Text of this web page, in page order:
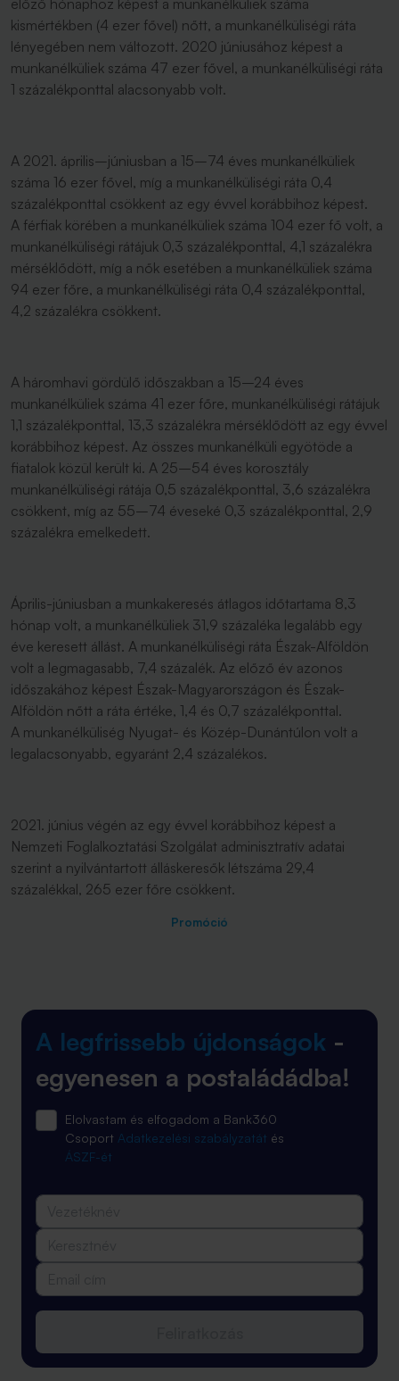
előző hónaphoz képest a munkanélküliek száma
kismértékben (4 ezer fővel) nőtt, a munkanélküliségi ráta
lényegében nem változott. 2020 júniusához képest a
munkanélküliek száma 47 ezer fővel, a munkanélküliségi ráta
1 százalékponttal alacsonyabb volt.
A 2021. április–júniusban a 15–74 éves munkanélküliek
száma 16 ezer fővel, míg a munkanélküliségi ráta 0,4
százalékponttal csökkent az egy évvel korábbihoz képest.
A férfiak körében a munkanélküliek száma 104 ezer fő volt, a
munkanélküliségi rátájuk 0,3 százalékponttal, 4,1 százalékra
mérséklődött, míg a nők esetében a munkanélküliek száma
94 ezer főre, a munkanélküliségi ráta 0,4 százalékponttal,
4,2 százalékra csökkent.
A háromhavi gördülő időszakban a 15–24 éves
munkanélküliek száma 41 ezer főre, munkanélküliségi rátájuk
1,1 százalékponttal, 13,3 százalékra mérséklődött az egy évvel
korábbihoz képest. Az összes munkanélküli egyötöde a
fiatalok közül került ki. A 25–54 éves korosztály
munkanélküliségi rátája 0,5 százalékponttal, 3,6 százalékra
csökkent, míg az 55–74 éveseké 0,3 százalékponttal, 2,9
százalékra emelkedett.
Április-júniusban a munkakeresés átlagos időtartama 8,3
hónap volt, a munkanélküliek 31,9 százaléka legalább egy
éve keresett állást. A munkanélküliségi ráta Észak-Alföldön
volt a legmagasabb, 7,4 százalék. Az előző év azonos
időszakához képest Észak-Magyarországon és Észak-
Alföldön nőtt a ráta értéke, 1,4 és 0,7 százalékponttal.
A munkanélküliség Nyugat- és Közép-Dunántúlon volt a
legalacsonyabb, egyaránt 2,4 százalékos.
2021. június végén az egy évvel korábbihoz képest a
Nemzeti Foglalkoztatási Szolgálat adminisztratív adatai
szerint a nyilvántartott álláskeresők létszáma 29,4
százalékkal, 265 ezer főre csökkent.
Promóció
A legfrissebb újdonságok -
egyenesen a postaládádba!
Elolvastam és elfogadom a Bank360
Csoport Adatkezelési szabályzatát és
ÁSZF-ét